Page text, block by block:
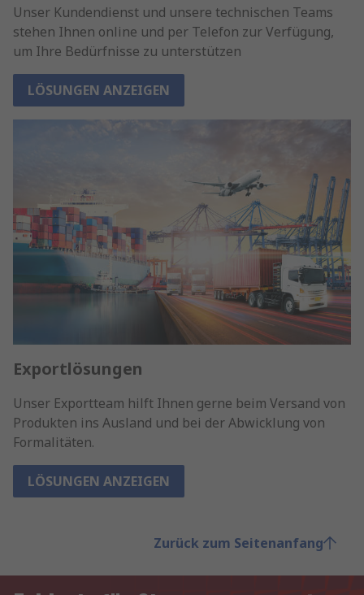
Unser Kundendienst und unsere technischen Teams
stehen Ihnen online und per Telefon zur Verfügung,
um Ihre Bedürfnisse zu unterstützen
LÖSUNGEN ANZEIGEN
Exportlösungen
Unser Exportteam hilft Ihnen gerne beim Versand von
Produkten ins Ausland und bei der Abwicklung von
Formalitäten.
LÖSUNGEN ANZEIGEN
Zurück zum Seitenanfang